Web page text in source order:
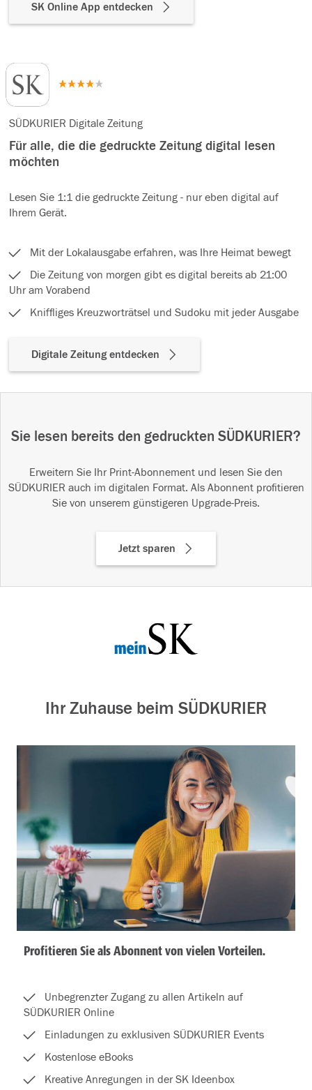
SK Online App entdecken
SÜDKURIER Digitale Zeitung
Für alle, die die gedruckte Zeitung digital lesen
möchten
Lesen Sie 1:1 die gedruckte Zeitung - nur eben digital auf
Ihrem Gerät.
Mit der Lokalausgabe erfahren, was Ihre Heimat bewegt
Die Zeitung von morgen gibt es digital bereits ab 21:00
Uhr am Vorabend
Kniffliges Kreuzworträtsel und Sudoku mit jeder Ausgabe
Digitale Zeitung entdecken
Sie lesen bereits den gedruckten SÜDKURIER?
Erweitern Sie Ihr Print-Abonnement und lesen Sie den
SÜDKURIER auch im digitalen Format. Als Abonnent profitieren
Sie von unserem günstigeren Upgrade-Preis.
Jetzt sparen
Ihr Zuhause beim SÜDKURIER
Profitieren Sie als Abonnent von vielen Vorteilen.
Unbegrenzter Zugang zu allen Artikeln auf
SÜDKURIER Online
Einladungen zu exklusiven SÜDKURIER Events
Kostenlose eBooks
Kreative Anregungen in der SK Ideenbox